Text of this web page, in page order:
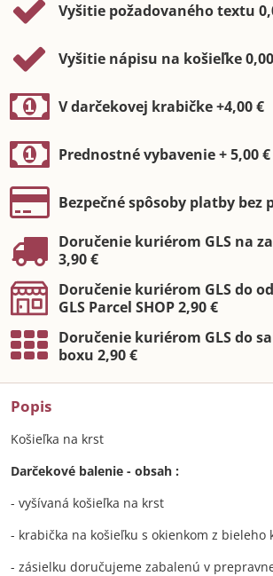
Vyšitie požadovaného textu
Vyšitie nápisu na košieľke
V darčekovej krabičke +4,00 €
Prednostné vybavenie + 5,00 €
Bezpečné spôsoby platby bez
Doručenie kuriérom GLS na
3,90 €
Doručenie kuriérom GLS do
GLS Parcel SHOP 2,90 €
Doručenie kuriérom GLS do
boxu 2,90 €
Popis
Košieľka na krst
Darčekové balenie - obsah :
- vyšívaná košieľka na krst
- krabička na košieľku s okienkom z bieleho
- zásielku doručujeme zabalenú v